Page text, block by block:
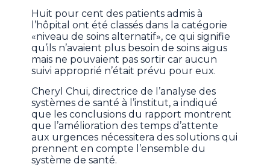
Huit pour cent des patients admis à
l’hôpital ont été classés dans la catégorie
«niveau de soins alternatif», ce qui signifie
qu’ils n’avaient plus besoin de soins aigus
mais ne pouvaient pas sortir car aucun
suivi approprié n’était prévu pour eux.
Cheryl Chui, directrice de l’analyse des
systèmes de santé à l’institut, a indiqué
que les conclusions du rapport montrent
que l’amélioration des temps d’attente
aux urgences nécessitera des solutions qui
prennent en compte l’ensemble du
système de santé.